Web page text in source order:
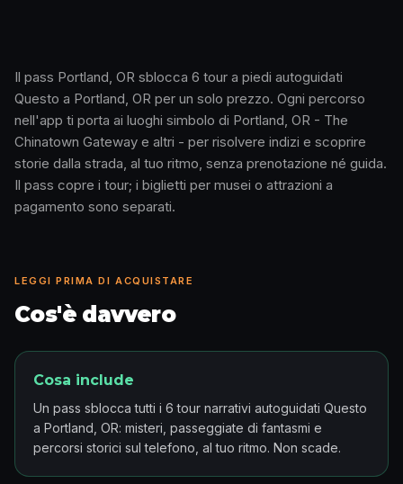
Il pass Portland, OR sblocca 6 tour a piedi autoguidati
Questo a Portland, OR per un solo prezzo. Ogni percorso
nell'app ti porta ai luoghi simbolo di Portland, OR - The
Chinatown Gateway e altri - per risolvere indizi e scoprire
storie dalla strada, al tuo ritmo, senza prenotazione né guida.
Il pass copre i tour; i biglietti per musei o attrazioni a
pagamento sono separati.
LEGGI PRIMA DI ACQUISTARE
Cos'è davvero
Cosa include
Un pass sblocca tutti i 6 tour narrativi autoguidati Questo
a Portland, OR: misteri, passeggiate di fantasmi e
percorsi storici sul telefono, al tuo ritmo. Non scade.